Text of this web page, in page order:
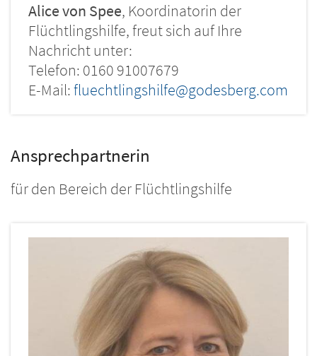
Alice von Spee, Koordinatorin der
Flüchtlingshilfe, freut sich auf Ihre
Nachricht unter:
Telefon: 0160 91007679
E-Mail:fluechtlingshilfe@godesberg.com
Ansprechpartnerin
für den Bereich der Flüchtlingshilfe